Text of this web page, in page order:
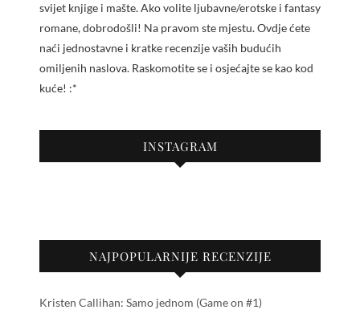
svijet knjige i mašte. Ako volite ljubavne/erotske i fantasy
romane, dobrodošli! Na pravom ste mjestu. Ovdje ćete
naći jednostavne i kratke recenzije vaših budućih
omiljenih naslova. Raskomotite se i osjećajte se kao kod
kuće! :*
INSTAGRAM
NAJPOPULARNIJE RECENZIJE
Kristen Callihan: Samo jednom (Game on #1)